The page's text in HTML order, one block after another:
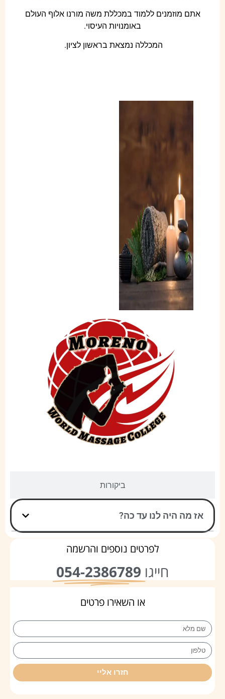
אתם מוזמנים ללמוד במכללת משה מורנו אלוף העולם
באומנויות העיסוי.
המכללה נמצאת בראשון לציון.
ביקורות
אז מה היה לנו עד כה?
לפרטים נוספים והרשמה
חייגו 054-2386789
או השאירו פרטים
חזרו אליי